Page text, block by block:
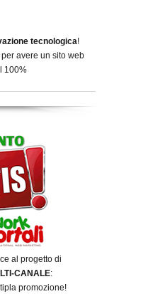
tecnologica!
avere un sito web
100%
al progetto di
CANALE:
promozione!